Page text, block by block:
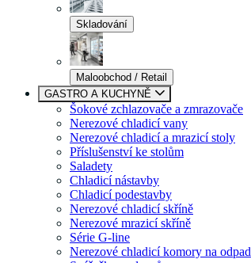
Skladování
Maloobchod / Retail
GASTRO A KUCHYNĚ
Šokové zchlazovače a zmrazovače
Nerezové chladicí vany
Nerezové chladicí a mrazicí stoly
Příslušenství ke stolům
Saladety
Chladicí nástavby
Chladicí podestavby
Nerezové chladicí skříně
Nerezové mrazicí skříně
Série G-line
Nerezové chladicí komory na odpad